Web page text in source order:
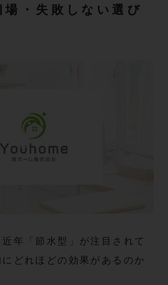
場・失敗しない選び
年「節水型」が注目されて
どれほどの効果があるのか